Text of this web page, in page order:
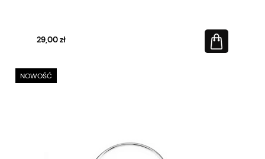
29,00 zł
NOWOŚĆ